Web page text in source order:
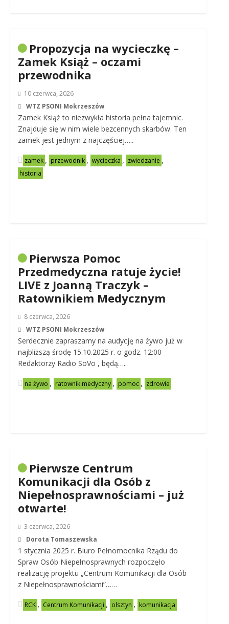
Propozycja na wycieczkę –
Zamek Książ – oczami
przewodnika
10 czerwca, 2026
WTZ PSONI Mokrzeszów
Zamek Książ to niezwykła historia pełna tajemnic.
Znajduje się w nim wiele bezcennych skarbów. Ten
zamek jest jednym z najczęściej…..
zamek , przewodnik , wycieczka , zwiedzanie ,
historia
Pierwsza Pomoc
Przedmedyczna ratuje życie!
LIVE z Joanną Traczyk –
Ratownikiem Medycznym
8 czerwca, 2026
WTZ PSONI Mokrzeszów
Serdecznie zapraszamy na audycję na żywo już w
najbliższą środę 15.10.2025 r. o godz. 12:00
Redaktorzy Radio SoVo , będą…..
na żywo , ratownik medyczny , pomoc , zdrowie
Pierwsze Centrum
Komunikacji dla Osób z
Niepełnosprawnościami – już
otwarte!
3 czerwca, 2026
Dorota Tomaszewska
1 stycznia 2025 r. Biuro Pełnomocnika Rządu do
Spraw Osób Niepełnosprawnych rozpoczęło
realizację projektu „Centrum Komunikacji dla Osób
z Niepełnosprawnościami”……
RCK , Centrum Komunikacji , olsztyn , komunikacja